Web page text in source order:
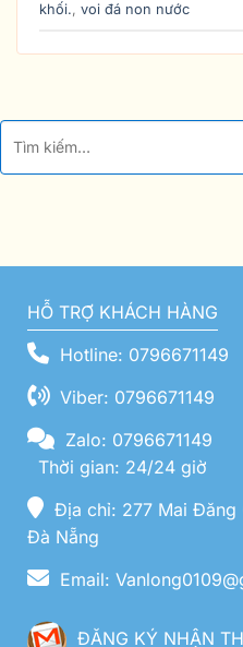
khối., voi đá non nước
HỖ TRỢ KHÁCH HÀNG
Hotline: 0796671149
Viber: 0796671149
Zalo: 0796671149
Thời gian: 24/24 giờ
Địa chỉ: 277 Mai Đăng
Đà Nẵng
Email:
ĐĂNG KÝ NHẬN